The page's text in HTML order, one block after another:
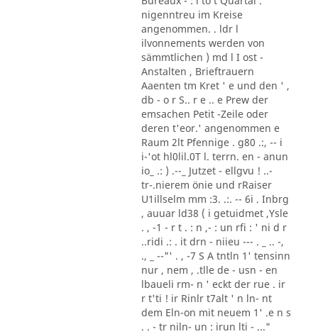
nigenntreu im Kreise
angenommen. . ldr l
ilvonnements werden von
sämmtlichen ) md l I ost -
Anstalten , Brieftrauern
Aaenten tm Kret ' e und den ' ,
db - o r S.. r e .. e Prew der
emsachen Petit -Zeile oder
deren t'eor.' angenommen e
Raum 2lt Pfennige . g80 .:, -- i
i-'ot hl0lil.0T l. terrn. en - anun
io_ .: ) .--_ Jutzet - ellgvu ! ..-
tr-.nierem önie und rRaiser
U1illselm mm :3. .:. -- 6i . Inbrg
, auuar ld38 ( i getuidmet ,Ysle
. , -1 - r t . : n ,- : un rfi : ' ni d r
..ridi .: . it drn - niieu --- . _ .. -,
., _ --"' . , -7 S A tntln 1' tensinn
nur , nem , .tlle de - usn - en
lbaueli rm- n ' eckt der rue . ir
r t'ti ! ir Rinlr t7alt ' n ln- nt
dem Eln-on mit neuem 1' .e n s
. . - tr niln- un : irun lti - ..."